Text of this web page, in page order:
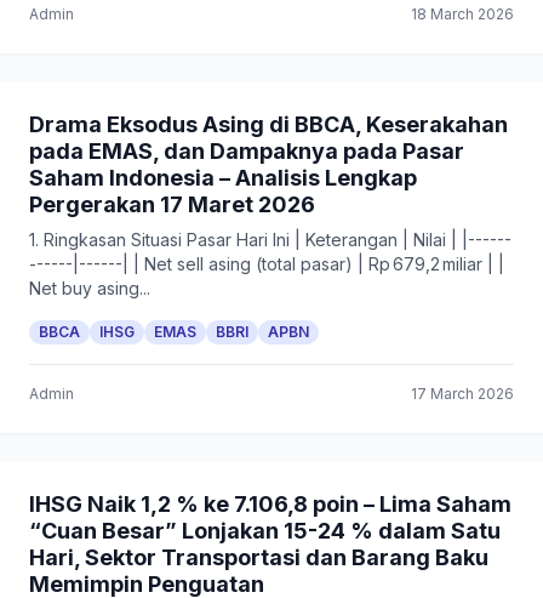
Admin 18 March 2026
Drama Eksodus Asing di BBCA, Keserakahan
pada EMAS, dan Dampaknya pada Pasar
Saham Indonesia – Analisis Lengkap
Pergerakan 17 Maret 2026
1. Ringkasan Situasi Pasar Hari Ini | Keterangan | Nilai | |------
------|------| | Net sell asing (total pasar) | Rp 679,2 miliar | |
Net buy asing...
BBCA IHSG EMAS BBRI APBN
Admin 17 March 2026
IHSG Naik 1,2 % ke 7.106,8 poin – Lima Saham
“Cuan Besar” Lonjakan 15-24 % dalam Satu
Hari, Sektor Transportasi dan Barang Baku
Memimpin Penguatan